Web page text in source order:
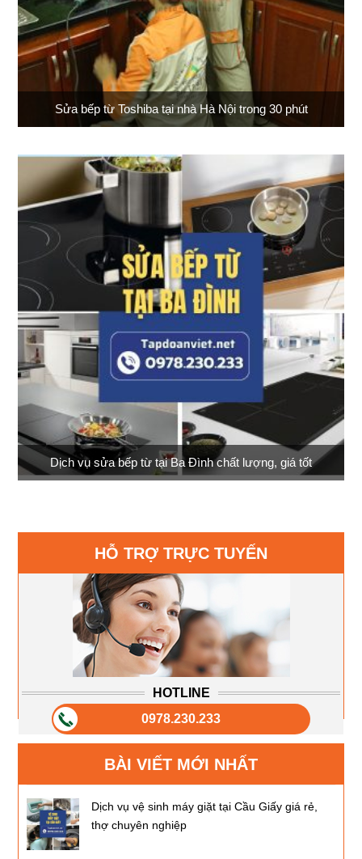
Sửa bếp từ Toshiba tại nhà Hà Nội trong 30 phút
Dịch vụ sửa bếp từ tại Ba Đình chất lượng, giá tốt
HỖ TRỢ TRỰC TUYẾN
HOTLINE
0978.230.233
BÀI VIẾT MỚI NHẤT
Dịch vụ vệ sinh máy giặt tại Cầu Giấy giá rẻ,
thợ chuyên nghiệp